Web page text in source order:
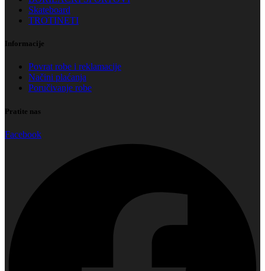
Skateboard
TROTINETI
Informacije
Povrat robe i reklamacije
Načini plaćanja
Poručivanje robe
Pratite nas
Facebook